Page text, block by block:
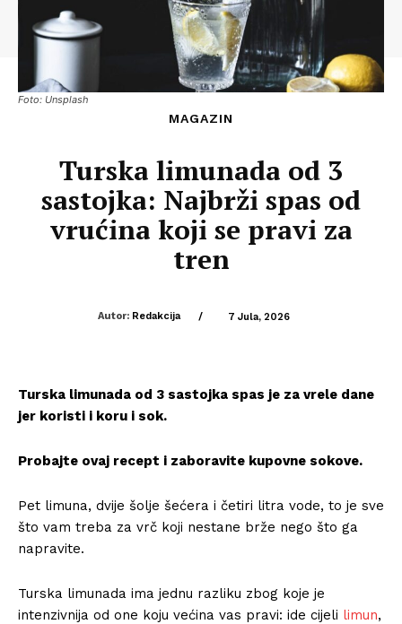
Foto: Unsplash
MAGAZIN
Turska limunada od 3
sastojka: Najbrži spas od
vrućina koji se pravi za
tren
Autor: Redakcija / 7 Jula, 2026
Turska limunada od 3 sastojka spas je za vrele dane
jer koristi i koru i sok.
Probajte ovaj recept i zaboravite kupovne sokove.
Pet limuna, dvije šolje šećera i četiri litra vode, to je sve
što vam treba za vrč koji nestane brže nego što ga
napravite.
Turska limunada ima jednu razliku zbog koje je
intenzivnija od one koju većina vas pravi: ide cijeli limun,